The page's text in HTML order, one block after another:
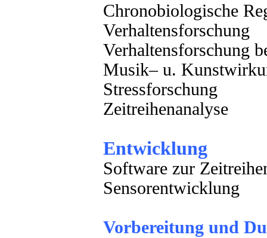
Chronobiologische
Verhaltensforschung
Verhaltensforschung
Musik– u.
Stressforschung
Zeitreihenanalyse
Entwicklung
Software zur
Sensorentwicklung
Vorbereitung und